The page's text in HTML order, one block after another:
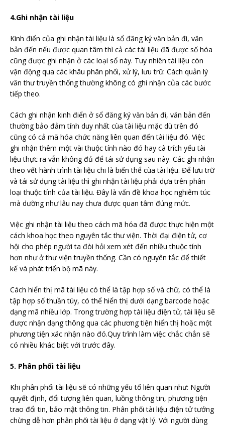
4.Ghi nhận tài liệu
Kinh điển của ghi nhận tài liệu là sổ đăng ký văn bản đi, văn
bản đến nếu được quan tâm thì cả các tài liệu đã được số hóa
cũng được ghi nhận ở các loại sổ này. Tuy nhiên tài liệu còn
vận động qua các khâu phân phối, xử lý, lưu trữ. Cách quản lý
văn thư truyền thống thường không có ghi nhận của các bước
tiếp theo.
Cách ghi nhận kinh điển ở sổ đăng ký văn bản đi, văn bản đến
thường bảo đảm tính duy nhất cùa tài liệu mặc dù trên đó
cũng có cả mã hóa chức năng liên quan đến tài liệu đó. Việc
ghi nhận thêm một vài thuộc tính nào đó hay cà trích yếu tài
liệu thực ra vẫn không đủ để tái sử dụng sau này. Các ghi nhận
theo vết hành trình tài liệu chi là biến thể cùa tài liệu. Để lưu trữ
và tái sử dụng tài liệu thì ghi nhận tài liệu phải dựa trên phân
loại thuộc tính của tài liệu. Đây là vấn đề khoa học nghiêm túc
mà dường như lâu nay chưa được quan tâm đúng mức.
Việc ghi nhận tài liệu theo cách mã hóa đã được thực hiện một
cách khoa học theo nguyên tắc thư viện. Thời đại điện tử, cơ
hội cho phép người ta đòi hỏi xem xét đến nhiều thuộc tính
hơn như ở thư viện truyền thống. Cần có nguyên tắc để thiết
kế và phát triển bộ mã này.
Cách hiển thị mã tài liệu có thể là tập hợp số và chữ, có thể là
tập hợp số thuần túy, có thể hiển thị dưới dạng barcode hoặc
dạng mã nhiều lớp. Trong trường hợp tài liệu điện tử, tài liệu sẽ
được nhận dạng thông qua các phương tiện hiển thị hoặc một
phương tiện xác nhận nào đó.Quy trình làm việc chắc chẳn sẽ
có nhiều khác biệt với trước đây.
5. Phân phối tài liệu
Khi phân phối tài liệu sẽ có những yếu tố liên quan như: Người
quyết định, đổi tượng liên quan, luồng thông tin, phương tiện
trao đổi tin, bảo mật thông tin. Phân phối tài liệu điện tử tưởng
chừng dễ hơn phân phối tài liệu ở dạng vật lý. Với người dùng